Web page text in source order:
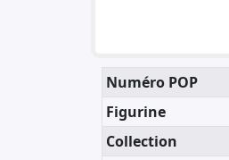
Numéro POP
Figurine
Collection